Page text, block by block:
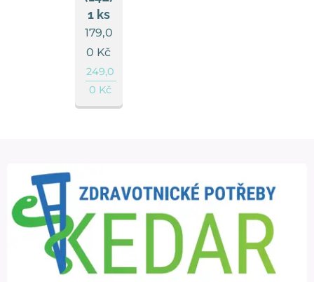
1 ks
179,0
0 Kč
249,0
0 Kč